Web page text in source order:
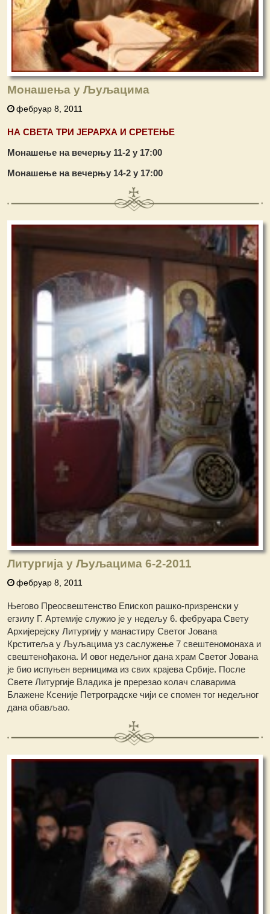
Монашења у Љуљацима
фебруар 8, 2011
НА СВЕТА ТРИ ЈЕРАРХА И СРЕТЕЊЕ
Монашење на вечерњу 11-2 у 17:00
Монашење на вечерњу 14-2 у 17:00
Литургија у Љуљацима 6-2-2011
фебруар 8, 2011
Његово Преосвештенство Епископ рашко-призренски у
егзилу Г. Артемије служио је у недељу 6. фебруара Свету
Архијерејску Литургију у манастиру Светог Јована
Крститеља у Љуљацима уз саслужење 7 свештеномонаха и
свештенођакона. И овог недељног дана храм Светог Јована
је био испуњен верницима из свих крајева Србије. После
Свете Литургије Владика је пререзао колач славарима
Блажене Ксеније Петроградске чији се спомен тог недељног
дана обављао.